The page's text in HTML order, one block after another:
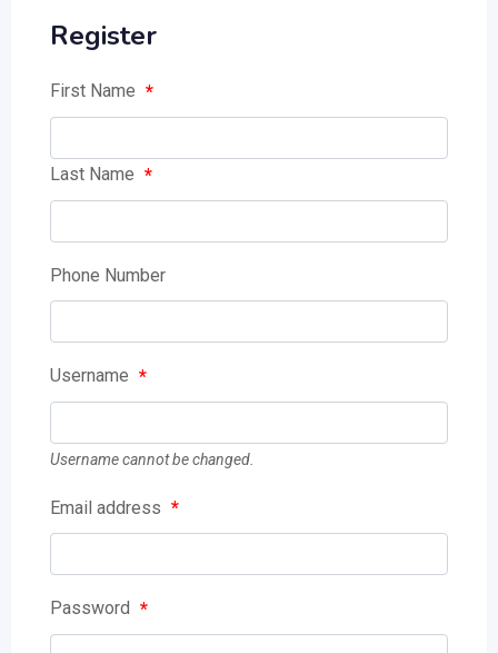
Register
First Name *
Last Name *
Phone Number
Username *
Username cannot be changed.
Email address *
Password *